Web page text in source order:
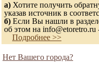
а) Хотите получить
указав источник в
б) Если Вы нашли в
об этом на
Подробнее >>
Нет Вашего города?